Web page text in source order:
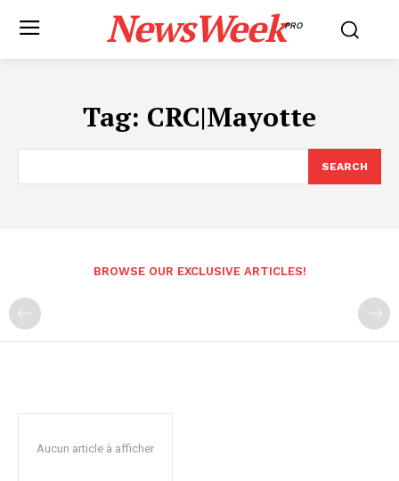
NewsWeekPRO
Tag: CRC|Mayotte
SEARCH
BROWSE OUR EXCLUSIVE ARTICLES!
Aucun article à afficher